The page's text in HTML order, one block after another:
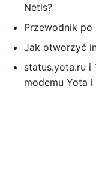
Netis?
Przewodnik
Jak otworzyć
status.yota.ru i
modemu Yota